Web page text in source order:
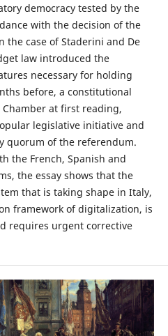
democracy tested by the
with the decision of the
the case of Staderini and De
law introduced the
necessary for holding
before, a constitutional
at first reading,
legislative initiative and
quorum of the referendum.
the French, Spanish and
the essay shows that the
that is taking shape in Italy,
framework of digitalization, is
requires urgent corrective